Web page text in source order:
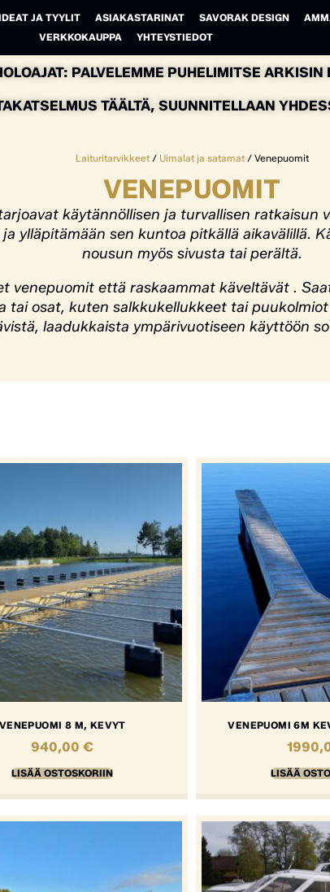
JA TYYLIT ASIAKASTARINAT SAVORAK DESIGN
VERKKOKAUPPA
YHTEYSTIEDOT
PALVELEMME PUHELIMITSE
TÄÄLTÄ, SUUNNITELLAAN
Laituritarvikkeet/ Uimalat ja satamat/ Venepuomit
VENEPUOMIT
käytännöllisen ja turvallisen ratkaisun
ylläpitämään sen kuntoa pitkällä aikavälillä.
nousun myös sivusta tai perältä.
venepuomit että raskaammat käveltävät .
tai osat, kuten salkkukellukkeet tai
laadukkaista ympärivuotiseen käyttöön
VENEPUOMI 8 M, KEVYT
940,00€
LISÄÄ OSTOSKORIIN
VENEPUOMI 6M
LISÄÄ